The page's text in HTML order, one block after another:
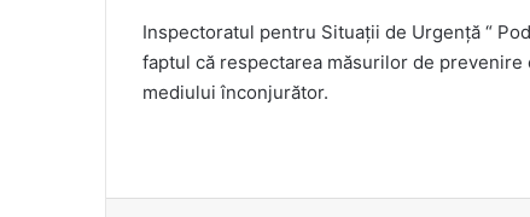
Inspectoratul pentru Situații de Urgență “
faptul că respectarea măsurilor de
mediului înconjurător.